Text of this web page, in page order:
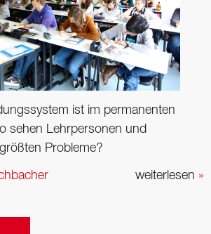
ist im permanenten
sehen Lehrpersonen und
Probleme?
weiterlesen »